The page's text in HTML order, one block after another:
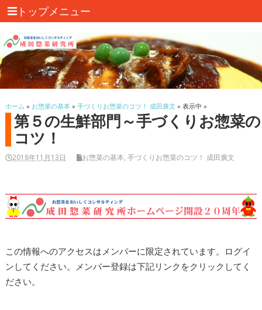
トップメニュー
ホーム » お惣菜の基本» 手づくりお惣菜のコツ！ 成田廣文 » 表示中 »
第５の生鮮部門～手づくりお惣菜の
コツ！
2018年11月13日 お惣菜の基本, 手づくりお惣菜のコツ！ 成田廣文
この情報へのアクセスはメンバーに限定されています。ログイ
ンしてください。メンバー登録は下記リンクをクリックしてく
ださい。